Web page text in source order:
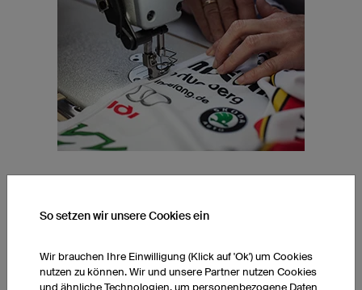
Unsere Näherinnen sind auf individuelle Produkte spezialisiert.
unserer Funktionsstoffe sowie die hohe Qualität und
gleichbleibende Passform unserer Produkte garantieren.
So setzen wir unsere Cookies ein
Wir brauchen Ihre Einwilligung (Klick auf 'Ok') um Cookies
nutzen zu können. Wir und unsere Partner nutzen Cookies
und ähnliche Technologien, um personenbezogene Daten